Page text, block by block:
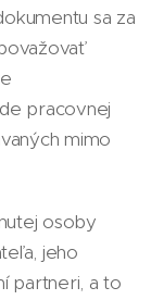
sa za
pracovnej
mimo
osoby
jeho
partneri, a to